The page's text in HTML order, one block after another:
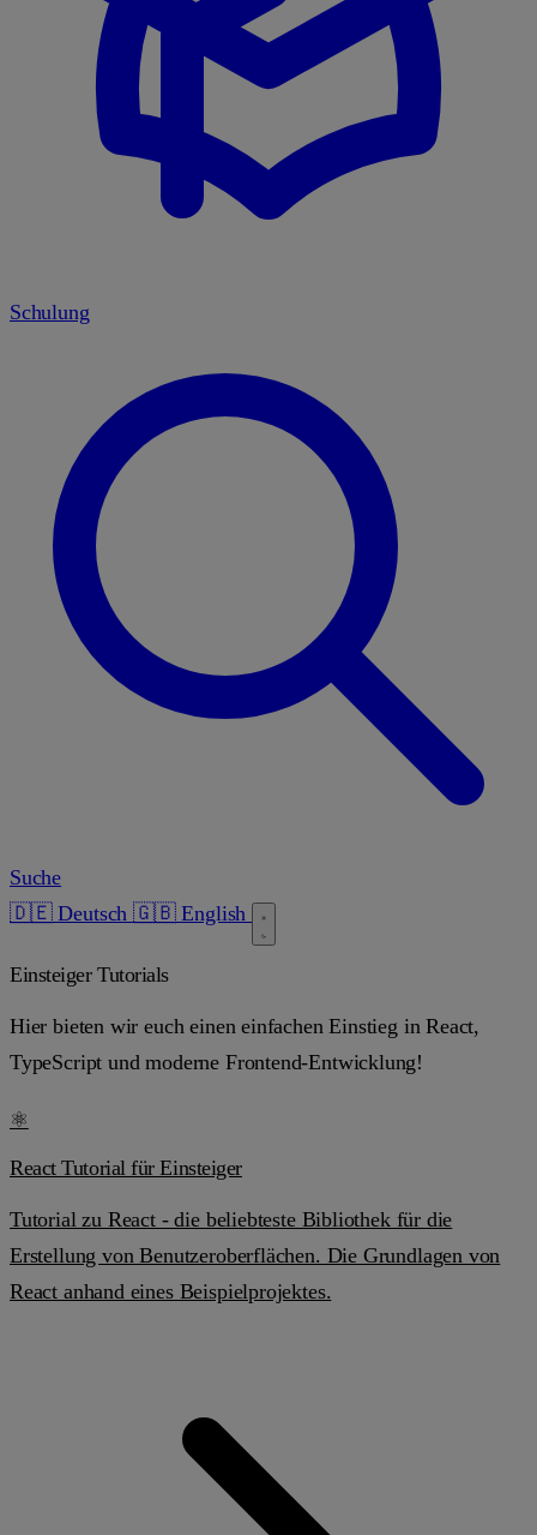
Schulung
Suche
🇩🇪 Deutsch🇬🇧 English
Einsteiger Tutorials
Hier bieten wir euch einen einfachen Einstieg in React,
TypeScript und moderne Frontend-Entwicklung!
⚛️
React Tutorial für Einsteiger
Tutorial zu React - die beliebteste Bibliothek für die
Erstellung von Benutzeroberflächen. Die Grundlagen von
React anhand eines Beispielprojektes.